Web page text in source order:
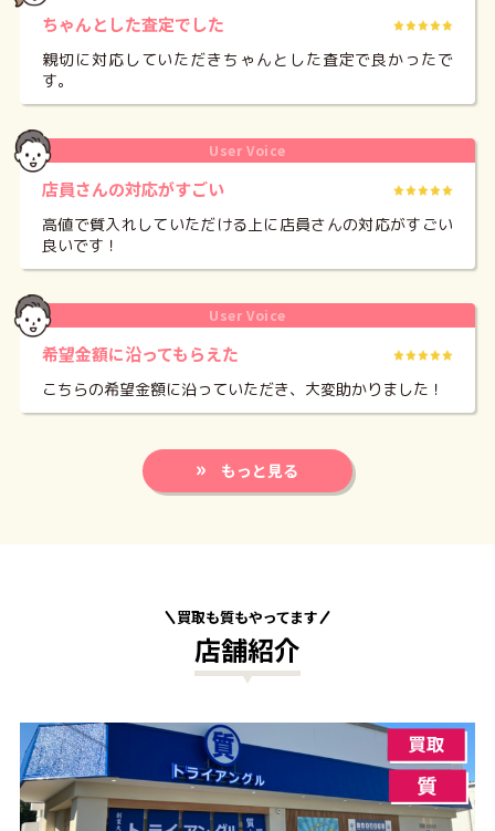
ちゃんとした査定でした
親切に対応していただきちゃんとした査定で良かったで
す。
User Voice
店員さんの対応がすごい
高値で質入れしていただける上に店員さんの対応がすごい
良いです！
User Voice
希望金額に沿ってもらえた
こちらの希望金額に沿っていただき、大変助かりました！
もっと見る
買取も質もやってます
店舗紹介